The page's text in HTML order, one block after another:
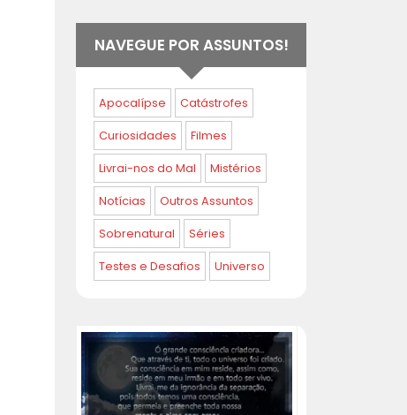
NAVEGUE POR ASSUNTOS!
Apocalípse Catástrofes
Curiosidades Filmes
Livrai-nos do Mal Mistérios
Notícias Outros Assuntos
Sobrenatural Séries
Testes e Desafios Universo